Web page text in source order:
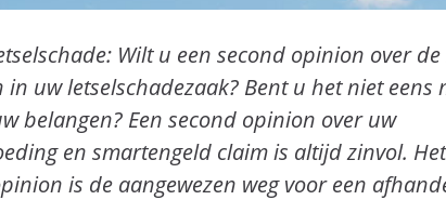
Wilt u een second opinion over
uw letselschadezaak? Bent u het niet eens
belangen? Een second opinion over uw
en smartengeld claim is altijd zinvol.
is de aangewezen weg voor een